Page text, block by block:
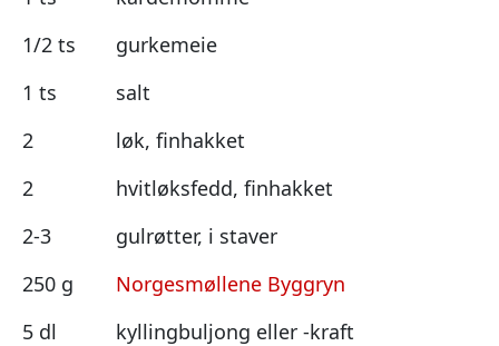
1/2 ts
gurkemeie
1 ts
salt
2
løk, finhakket
2
hvitløksfedd, finhakket
2-3
gulrøtter, i staver
250 g
Norgesmøllene Byggryn
5 dl
kyllingbuljong eller -kraft